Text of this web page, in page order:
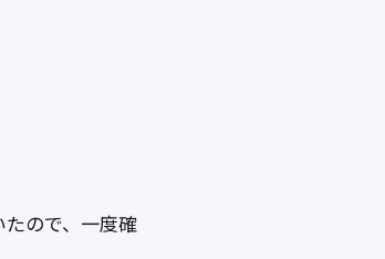
ので、一度確